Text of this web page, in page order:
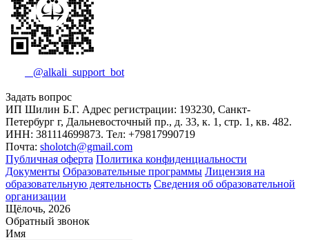
@alkali_support_bot
Задать вопрос
ИП Шилин Б.Г. Адрес регистрации: 193230, Санкт-
Петербург г, Дальневосточный пр., д. 33, к. 1, стр. 1, кв. 482.
ИНН: 381114699873. Тел: +79817990719
Почта: sholotch@gmail.com
Публичная оферта Политика конфиденциальности
Документы Образовательные программы Лицензия на
образовательную деятельность Сведения об образовательной
организации
Щёлочь, 2026
Обратный звонок
Имя